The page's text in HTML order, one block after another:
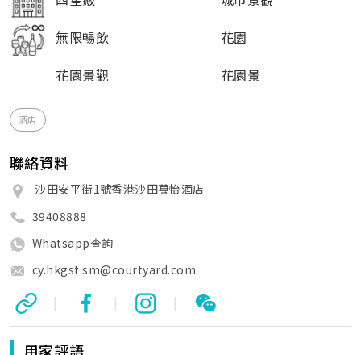
無限暢飲
花園
花園景觀
花園景
酒店
聯絡資料
沙田安平街1號香港沙田萬怡酒店
39408888
Whatsapp查詢
cy.hkgst.sm@courtyard.com
| | |
用家評語